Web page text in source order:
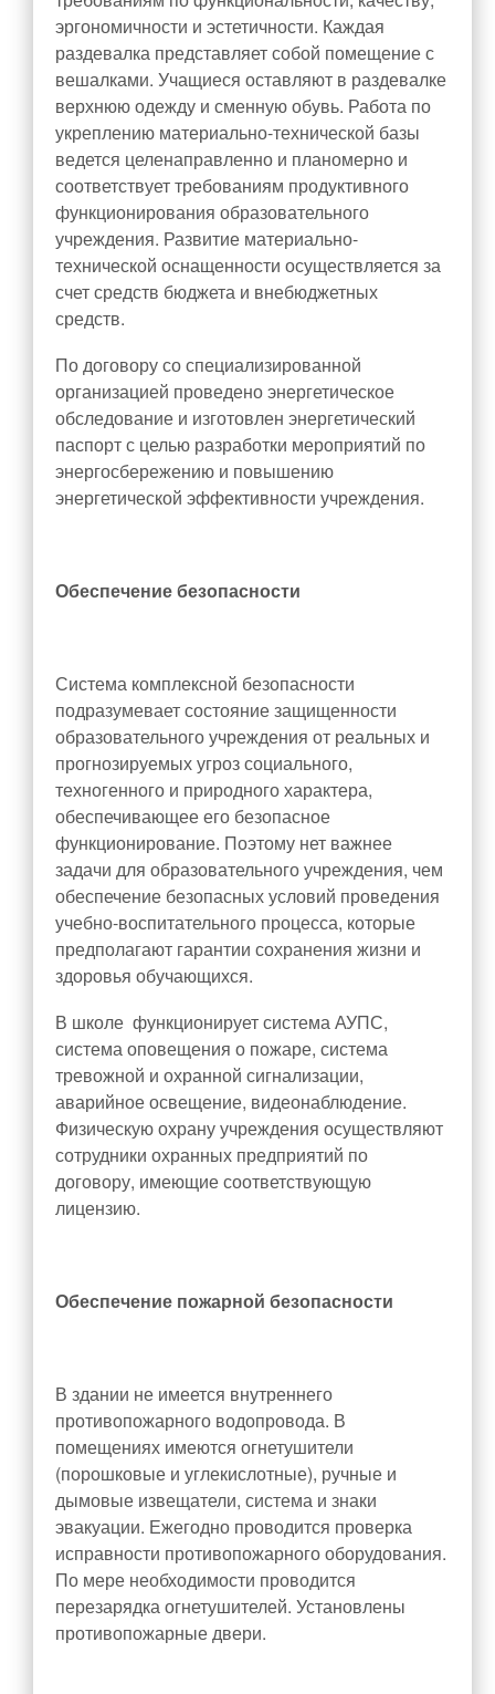
эргономичности и эстетичности. Каждая
раздевалка представляет собой помещение с
вешалками. Учащиеся оставляют в раздевалке
верхнюю одежду и сменную обувь. Работа по
укреплению материально-технической базы
ведется целенаправленно и планомерно и
соответствует требованиям продуктивного
функционирования образовательного
учреждения. Развитие материально-
технической оснащенности осуществляется за
счет средств бюджета и внебюджетных
средств.
По договору со специализированной
организацией проведено энергетическое
обследование и изготовлен энергетический
паспорт с целью разработки мероприятий по
энергосбережению и повышению
энергетической эффективности учреждения.
Обеспечение безопасности
Система комплексной безопасности
подразумевает состояние защищенности
образовательного учреждения от реальных и
прогнозируемых угроз социального,
техногенного и природного характера,
обеспечивающее его безопасное
функционирование. Поэтому нет важнее
задачи для образовательного учреждения, чем
обеспечение безопасных условий проведения
учебно-воспитательного процесса, которые
предполагают гарантии сохранения жизни и
здоровья обучающихся.
В школе функционирует система АУПС,
система оповещения о пожаре, система
тревожной и охранной сигнализации,
аварийное освещение, видеонаблюдение.
Физическую охрану учреждения осуществляют
сотрудники охранных предприятий по
договору, имеющие соответствующую
лицензию.
Обеспечение пожарной безопасности
В здании не имеется внутреннего
противопожарного водопровода. В
помещениях имеются огнетушители
(порошковые и углекислотные), ручные и
дымовые извещатели, система и знаки
эвакуации. Ежегодно проводится проверка
исправности противопожарного оборудования.
По мере необходимости проводится
перезарядка огнетушителей. Установлены
противопожарные двери.